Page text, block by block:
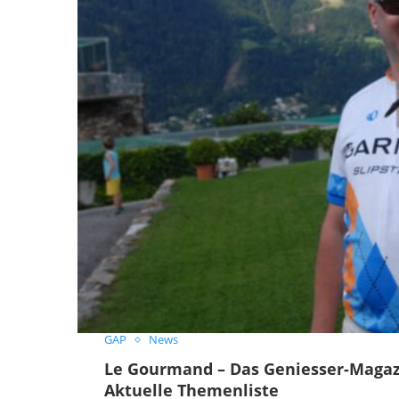
GAP News
Le Gourmand – Das Geniesser-
Aktuelle Themenliste